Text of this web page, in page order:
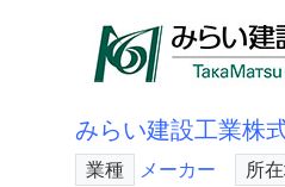
みらい建設工業株
業種 メーカー 所